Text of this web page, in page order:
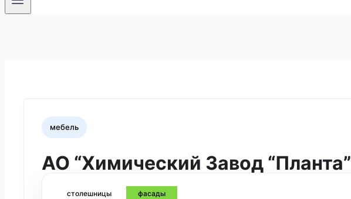
мебель
АО “Химический Завод “Планта”
столешницы фасады